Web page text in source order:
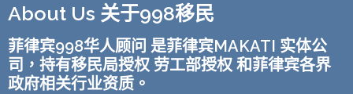
About Us 关于998移民
菲律宾998华人顾问 是菲律宾MAKATI 实体公
司，持有移民局授权 劳工部授权 和菲律宾各界
政府相关行业资质。